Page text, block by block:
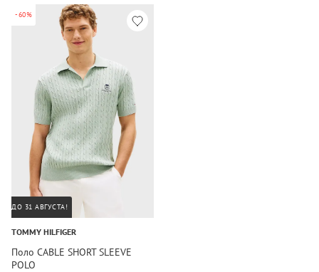
-60%
ДО 31 АВГУСТА!
TOMMY HILFIGER
Поло CABLE SHORT SLEEVE
POLO